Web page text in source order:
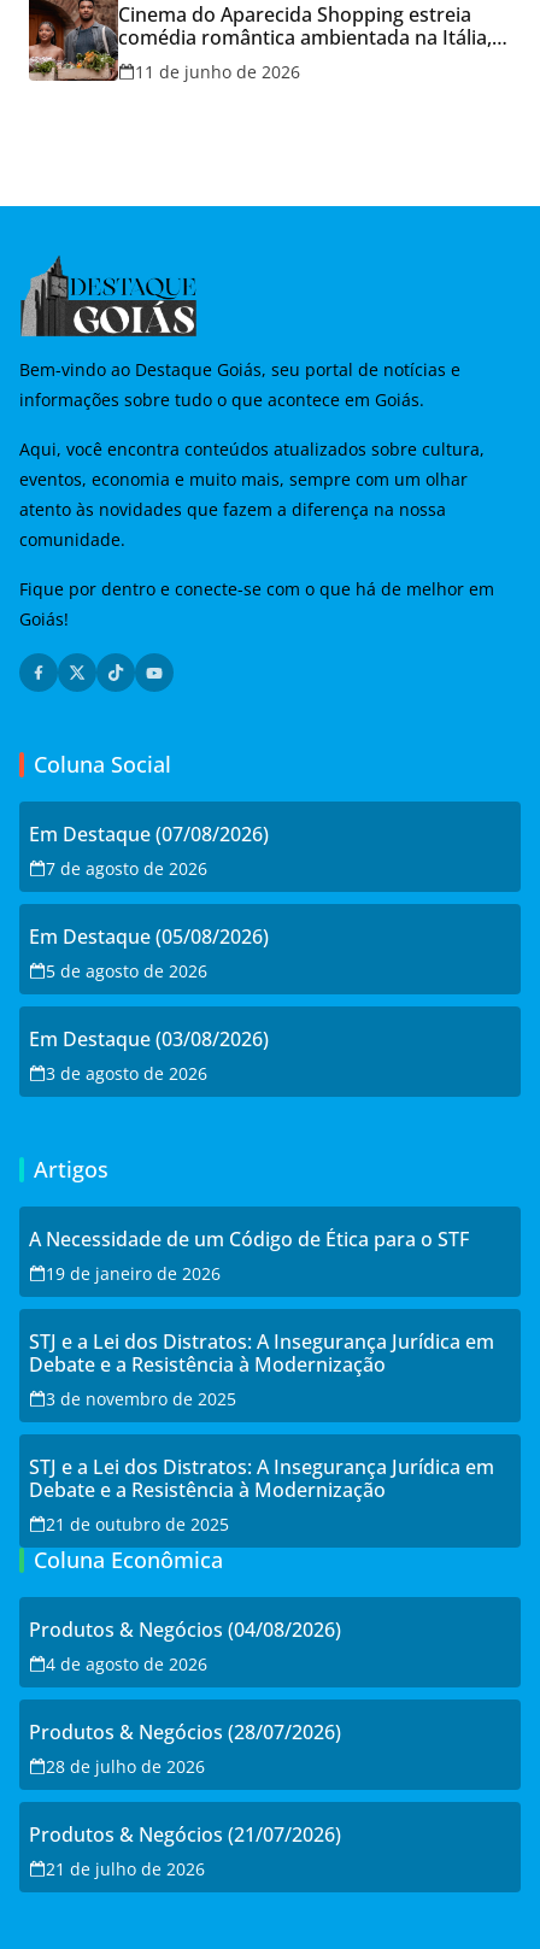
Cinema do Aparecida Shopping estreia
comédia romântica ambientada na Itália,
hoje e lança promoção para o Dia dos
Namorados
11 de junho de 2026
Bem-vindo ao Destaque Goiás, seu portal de notícias e
informações sobre tudo o que acontece em Goiás.
Aqui, você encontra conteúdos atualizados sobre cultura,
eventos, economia e muito mais, sempre com um olhar
atento às novidades que fazem a diferença na nossa
comunidade.
Fique por dentro e conecte-se com o que há de melhor em
Goiás!
Coluna Social
Em Destaque (07/08/2026)
7 de agosto de 2026
Em Destaque (05/08/2026)
5 de agosto de 2026
Em Destaque (03/08/2026)
3 de agosto de 2026
Artigos
A Necessidade de um Código de Ética para o STF
19 de janeiro de 2026
STJ e a Lei dos Distratos: A Insegurança Jurídica em
Debate e a Resistência à Modernização
3 de novembro de 2025
STJ e a Lei dos Distratos: A Insegurança Jurídica em
Debate e a Resistência à Modernização
21 de outubro de 2025
Coluna Econômica
Produtos & Negócios (04/08/2026)
4 de agosto de 2026
Produtos & Negócios (28/07/2026)
28 de julho de 2026
Produtos & Negócios (21/07/2026)
21 de julho de 2026